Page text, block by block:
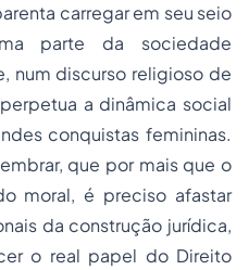
carregar em seu seio
parte da sociedade
num discurso religioso de
a dinâmica social
conquistas femininas.
que por mais que o
moral, é preciso afastar
da construção jurídica,
o real papel do Direito